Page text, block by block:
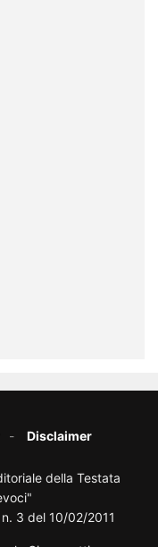
Disclaimer
della Testata
3 del 10/02/2011